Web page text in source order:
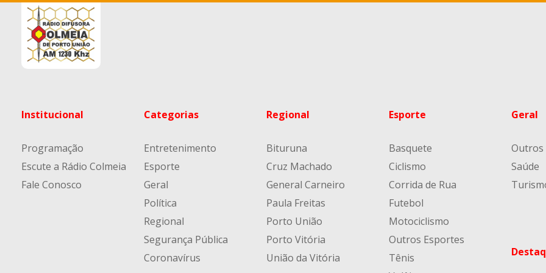
Institucional
Programação
Escute a Rádio Colmeia
Fale Conosco
Categorias
Entretenimento
Esporte
Geral
Política
Regional
Segurança Pública
Coronavírus
Regional
Bituruna
Cruz Machado
General Carneiro
Paula Freitas
Porto União
Porto Vitória
União da Vitória
Esporte
Basquete
Ciclismo
Corrida de Rua
Futebol
Motociclismo
Outros Esportes
Tênis
Geral
Outros
Saúde